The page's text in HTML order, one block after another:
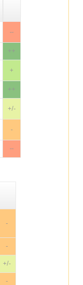
--
++
+
++
+/-
-
--
-
-
+/-
-